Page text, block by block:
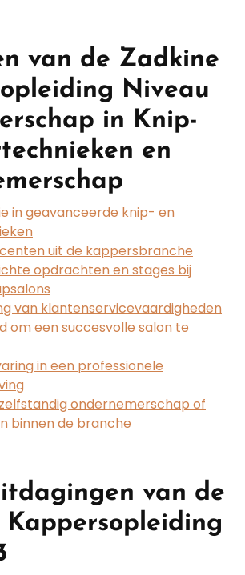
van de Zadkine
Niveau
in Knip-
en
in geavanceerde knip- en
uit de kappersbranche
opdrachten en stages bij
van klantenservicevaardigheden
om een succesvolle salon te
in een professionele
ondernemerschap of
binnen de branche
van de